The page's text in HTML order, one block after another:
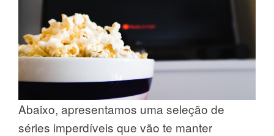
Abaixo, apresentamos uma seleção de
séries imperdíveis que vão te manter